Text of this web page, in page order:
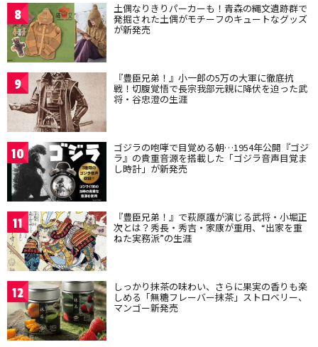
8 土偶なりきりパーカーも！青森の縄文遺跡群で
発掘された土偶がモチーフのキュートなグッズ
が新発売
9 『豊臣兄弟！』小一郎の5万の大軍に徹底抗
戦！切腹覚悟で長宗我部元親に降伏を迫った武
将・谷忠澄の生涯
10 ゴジラの咆哮で目覚める朝…1954年公開『ゴジ
ラ』の貴重音源を搭載した「ゴジラ音声目覚ま
し時計」が新発売
11 『豊臣兄弟！』で萩原護が演じる武将・小堀正
次とは？秀長・秀吉・家康が重用、“出家を重
ねた実務派”の生涯
12 しっかり抹茶の味わい、さらに果実の香りも楽
しめる「無糖フレーバー抹茶」ストロベリー、
マンゴー新発売